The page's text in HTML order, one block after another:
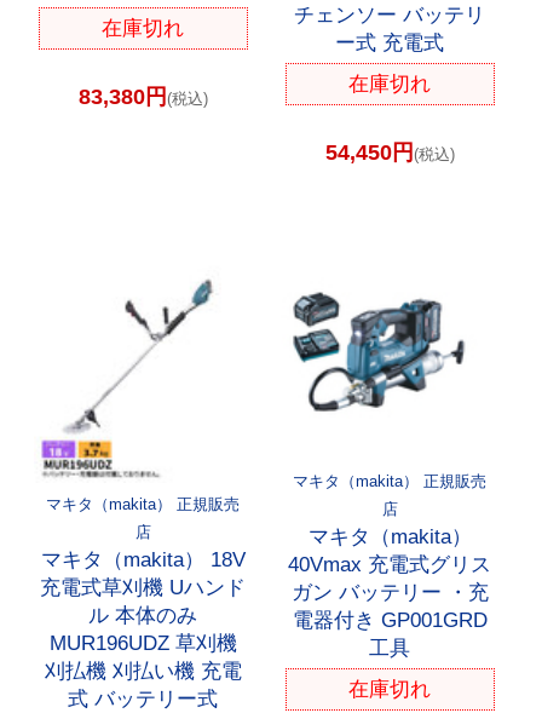
在庫切れ
83,380円 (税込)
チェンソー バッテリ
ー式 充電式
在庫切れ
54,450円 (税込)
マキタ（makita） 正規販売
店
マキタ（makita） 18V
充電式草刈機 Uハンド
ル 本体のみ
MUR196UDZ 草刈機
刈払機 刈払い機 充電
式 バッテリー式
マキタ（makita） 正規販売
店
マキタ（makita）
40Vmax 充電式グリス
ガン バッテリー ・充
電器付き GP001GRD
工具
在庫切れ